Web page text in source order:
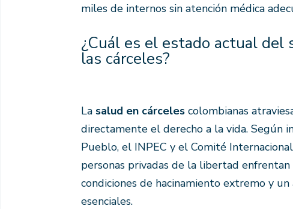
miles de internos sin atención médica
¿Cuál es el estado actual del
las cárceles?
La salud en cárceles colombianas
directamente el derecho a la vida. Según
Pueblo, el INPEC y el Comité
personas privadas de la libertad
condiciones de hacinamiento extremo y
esenciales.